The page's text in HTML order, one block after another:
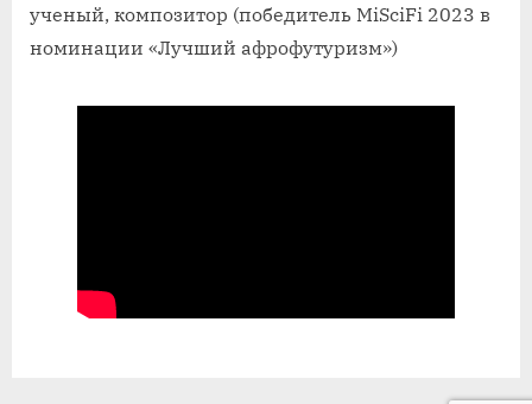
ученый, композитор (победитель MiSciFi 2023 в
номинации «Лучший афрофутуризм»)